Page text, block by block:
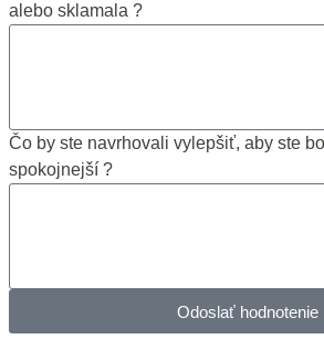
alebo sklamala ?
Čo by ste navrhovali vylepšiť, aby ste
spokojnejší ?
Odoslať hodnotenie